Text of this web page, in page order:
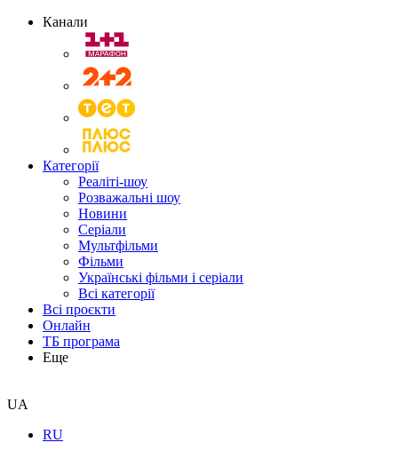
Канали
Категорії
Реаліті-шоу
Розважальні шоу
Новини
Серіали
Мультфільми
Фільми
Українські фільми і серіали
Всі категорії
Всі проєкти
Онлайн
ТБ програма
Еще
UA
RU